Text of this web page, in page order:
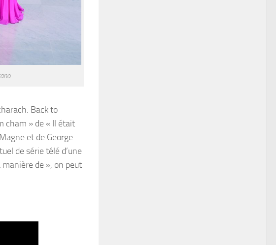
Back to
cham » de « Il était
et de George
de série télé d’une
de », on peut